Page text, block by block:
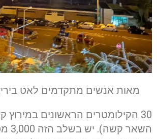
מאות אנשים מתקדמים לאט
30 הקילומטרים הראשונים